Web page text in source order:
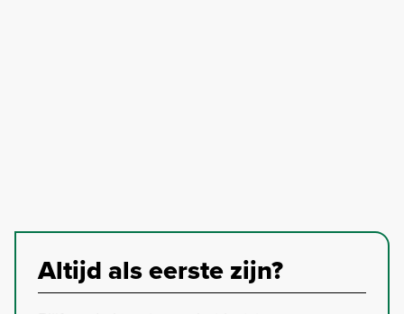
Altijd als eerste zijn?